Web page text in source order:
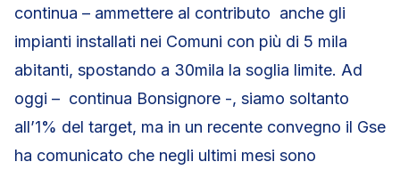
continua – ammettere al contributo anche gli
impianti installati nei Comuni con più di 5 mila
abitanti, spostando a 30mila la soglia limite. Ad
oggi – continua Bonsignore -, siamo soltanto
all’1% del target, ma in un recente convegno il Gse
ha comunicato che negli ultimi mesi sono